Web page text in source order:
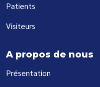
Patients
Visiteurs
A propos de nous
Présentation